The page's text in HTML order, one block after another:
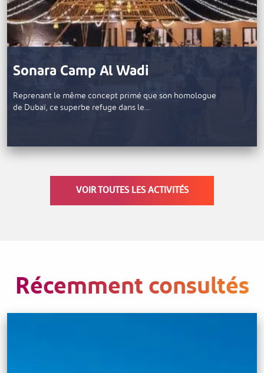
Sonara Camp Al Wadi
Reprenant le même concept primé que son homologue
de Dubaï, ce superbe refuge dans le…
VOIR TOUTES LES ACTIVITÉS
Récemment consultés